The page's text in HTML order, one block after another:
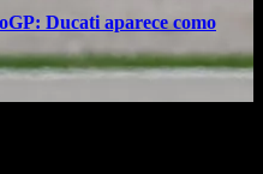
Ducati aparece como